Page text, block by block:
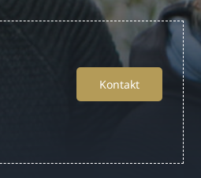
Kontakt